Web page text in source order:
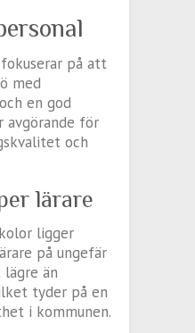
på att
med
en god
avgörande för
och
lärare
ligger
på ungefär
lägre än
tyder på en
i kommunen.